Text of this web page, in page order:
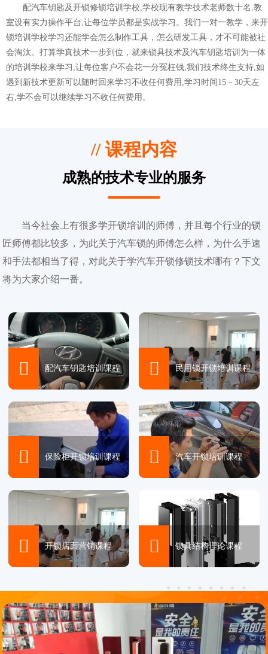
配汽车钥匙及开锁修锁培训学校,学校现有教学技术老师数十名,教
室设有实力操作平台,让每位学员都是实战学习。我们一对一教学，来开
锁培训学校学习还能学会怎么制作工具，怎么研发工具，才不可能被社
会淘汰。打算学真技术一步到位，就来锁具技术及汽车钥匙培训为一体
的培训学校来学习,让每位客户不会花一分冤枉钱,我们技术终生支持,如
遇到新技术更新可以随时回来学习不收任何费用,学习时间15－30天左
右,学不会可以继续学习不收任何费用。
// 课程内容
成熟的技术专业的服务
当今社会上有很多学开锁培训的师傅，并且每个行业的锁
匠师傅都比较多，为此关于汽车锁的师傅怎么样，为什么手速
和手法都相当了得，对此关于学汽车开锁修锁技术哪有？下文
将为大家介绍一番。
 配汽车钥匙培训课程  民用锁开锁培训课程
 保险柜开锁培训课程  汽车开锁培训课程
 开锁店面营销课程  锁具结构理论课程